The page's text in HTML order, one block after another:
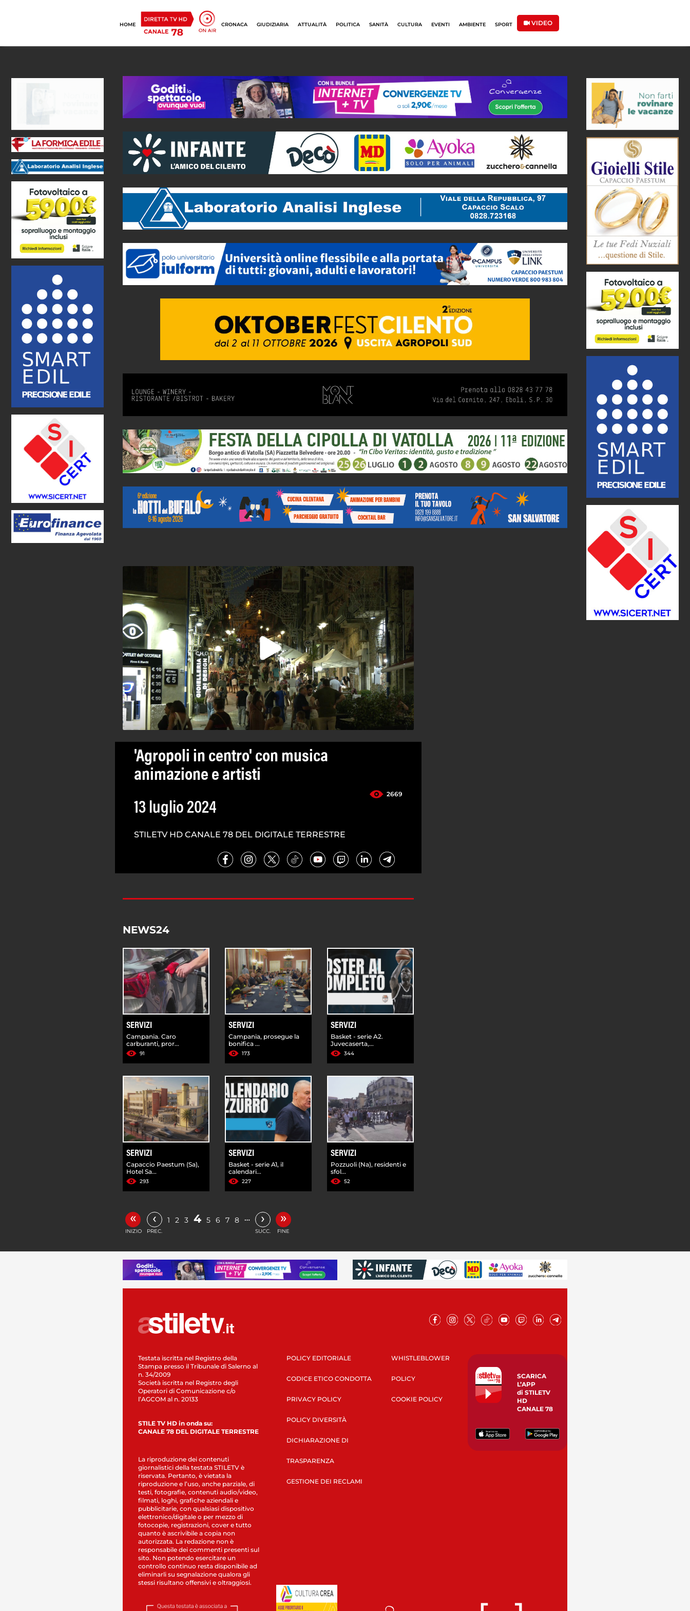
HOME CRONACA GIUDIZIARIA ATTUALITÀ POLITICA SANITÀ CULTURA EVENTI AMBIENTE SPORT VIDEO
'Agropoli in centro' con musica
animazione e artisti
2669
13 luglio 2024
STILETV HD CANALE 78 DEL DIGITALE TERRESTRE
NEWS24
SERVIZI
Campania. Caro
carburanti, pror...
91
SERVIZI
Campania, prosegue la
bonifica ...
173
SERVIZI
Basket - serie A2.
Juvecaserta,...
344
SERVIZI
Capaccio Paestum (Sa),
Hotel Sa...
293
SERVIZI
Basket - serie A1, il
calendari...
227
SERVIZI
Pozzuoli (Na), residenti e
sfol...
52
«
INIZIO
‹
PREC.
1 2 3 4 5 6 7 8 … ›
SUCC.
»
FINE
Testata iscritta nel Registro della
Stampa presso il Tribunale di Salerno al
n. 34/2009
Società iscritta nel Registro degli
Operatori di Comunicazione c/o
l’AGCOM al n. 20133
STILE TV HD in onda su:
CANALE 78 DEL DIGITALE TERRESTRE
La riproduzione dei contenuti
giornalistici della testata STILETV è
riservata. Pertanto, è vietata la
riproduzione e l’uso, anche parziale, di
testi, fotografie, contenuti audio/video,
filmati, loghi, grafiche aziendali e
pubblicitarie, con qualsiasi dispositivo
elettronico/digitale o per mezzo di
fotocopie, registrazioni, cover e tutto
quanto è ascrivibile a copia non
autorizzata. La redazione non è
responsabile dei commenti presenti sul
sito. Non potendo esercitare un
controllo continuo resta disponibile ad
eliminarli su segnalazione qualora gli
stessi risultano offensivi e oltraggiosi.
POLICY EDITORIALE
CODICE ETICO CONDOTTA
PRIVACY POLICY
POLICY DIVERSITÀ
DICHIARAZIONE DI
TRASPARENZA
GESTIONE DEI RECLAMI
WHISTLEBLOWER
POLICY
COOKIE POLICY
SCARICA
L’APP
di STILETV
HD
CANALE 78